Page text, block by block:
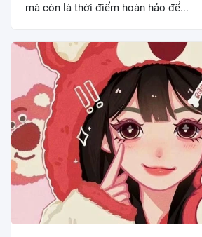
mà còn là thời điểm hoàn hảo để...